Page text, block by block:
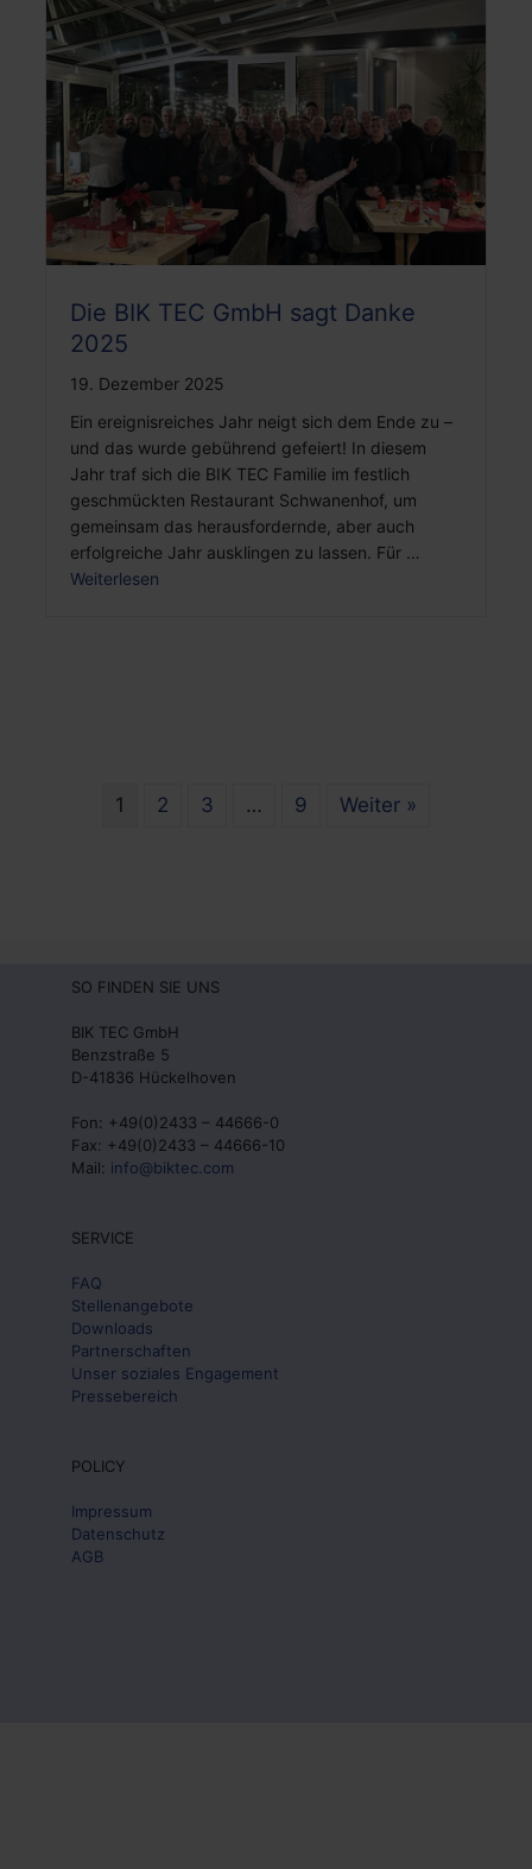
Die BIK TEC GmbH sagt Danke
2025
19. Dezember 2025
Ein ereignisreiches Jahr neigt sich dem Ende zu –
und das wurde gebührend gefeiert! In diesem
Jahr traf sich die BIK TEC Familie im festlich
geschmückten Restaurant Schwanenhof, um
gemeinsam das herausfordernde, aber auch
erfolgreiche Jahr ausklingen zu lassen. Für …
Weiterlesen
1 2 3 … 9 Weiter »
SO FINDEN SIE UNS
BIK TEC GmbH
Benzstraße 5
D-41836 Hückelhoven
Fon: +49(0)2433 – 44666-0
Fax: +49(0)2433 – 44666-10
Mail: info@biktec.com
SERVICE
FAQ
Stellenangebote
Downloads
Partnerschaften
Unser soziales Engagement
Pressebereich
POLICY
Impressum
Datenschutz
AGB